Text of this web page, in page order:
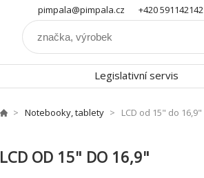
pimpala@pimpala.cz +420 591142142
Legislativní servis
Notebooky, tablety LCD od 15" do 16,9"
LCD OD 15" DO 16,9"